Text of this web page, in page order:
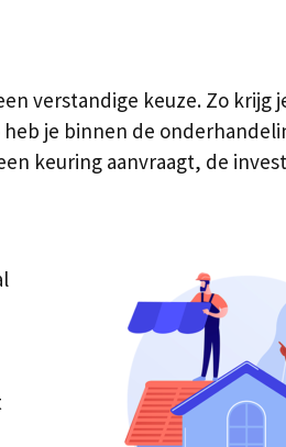
verstandige keuze. Zo krijg
je binnen de
keuring aanvraagt, de